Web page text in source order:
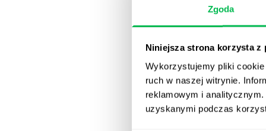
Zgoda
Niniejsza strona korzysta z
Wykorzystujemy pliki
ruch w naszej witrynie.
reklamowym i
uzyskanymi podczas
Od startupów
i złożone